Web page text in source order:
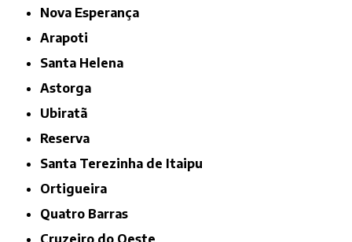
Nova Esperança
Arapoti
Santa Helena
Astorga
Ubiratã
Reserva
Santa Terezinha de Itaipu
Ortigueira
Quatro Barras
Cruzeiro do Oeste